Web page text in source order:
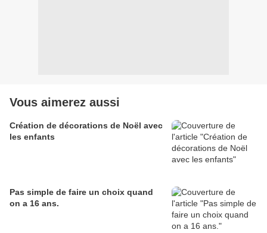
Vous aimerez aussi
Création de décorations de Noël avec
les enfants
Pas simple de faire un choix quand
on a 16 ans.